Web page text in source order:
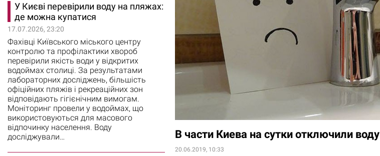
У Києві перевірили воду на пляжах:
де можна купатися
17.07.2026, 23:20
Фахівці Київського міського центру
контролю та профілактики хвороб
перевірили якість води у відкритих
водоймах столиці. За результатами
лабораторних досліджень, більшість
офіційних пляжів і рекреаційних зон
відповідають гігієнічним вимогам.
Моніторинг провели у водоймах, що
використовуються для масового
відпочинку населення. Воду
досліджували…
В части Киева на сутки отключили воду
20.06.2019, 10:33